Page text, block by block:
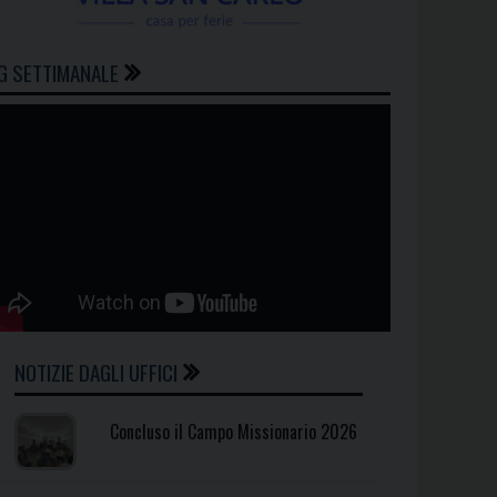
SETTIMANALE
NOTIZIE DAGLI UFFICI
Concluso il Campo Missionario 2026